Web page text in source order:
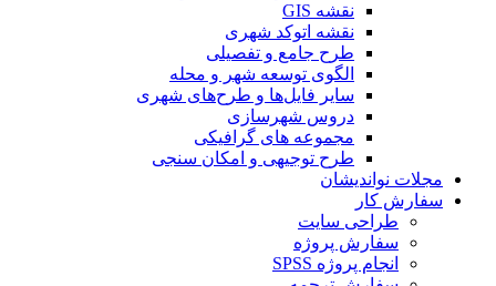
نقشه GIS
نقشه اتوکد شهری
طرح جامع و تفصیلی
الگوی توسعه شهر و محله
سایر فایل‌ها و طرح‌های شهری
دروس شهرسازی
مجموعه های گرافیکی
طرح توجیهی و امکان سنجی
مجلات نواندیشان
سفارش کار
طراحی سایت
سفارش پروژه
انجام پروژه SPSS